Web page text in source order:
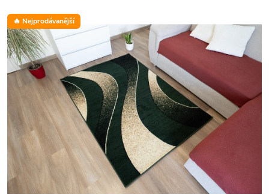
🔥 Nejprodávanější